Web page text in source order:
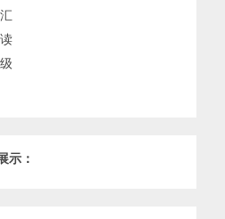
示：